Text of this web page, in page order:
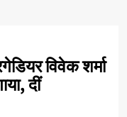
विवेक शर्मा
दीं